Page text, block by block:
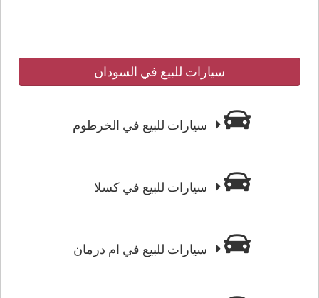
سيارات للبيع في السودان
سيارات للبيع في الخرطوم
سيارات للبيع في كسلا
سيارات للبيع في ام درمان